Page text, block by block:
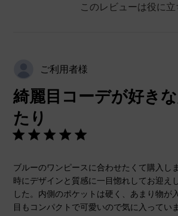
このレビューは役に立
ご利用者様
綺麗目コーデが好き
たり
ブルーのワンピースに合わせたくて購入し
時にデザインと質感に一目惚れしてお迎え
した。内側のポケットは硬く、あまり物が
目もコンパクトで可愛いので気に入っていま